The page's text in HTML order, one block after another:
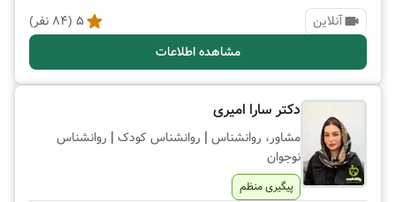
آنلاین 5
(
84 نفر)
مشاهده اطلاعات
دکتر سارا امیری
مشاور، روانشناس | روانشناس کودک | روانشناس
نوجوان
پیگیری منظم